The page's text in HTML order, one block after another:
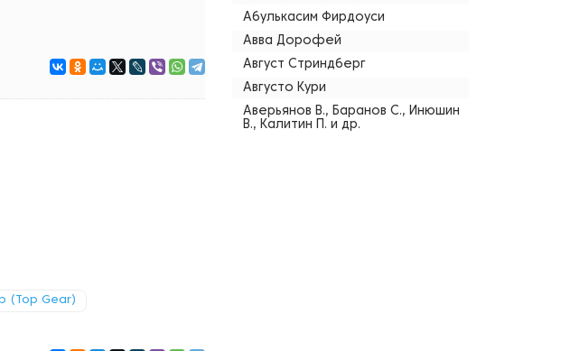
(Top Gear)
Абулькасим Фирдоуси
Авва Дорофей
Август Стриндберг
Августо Кури
Аверьянов В., Баранов С., Инюшин
В., Калитин П. и др.